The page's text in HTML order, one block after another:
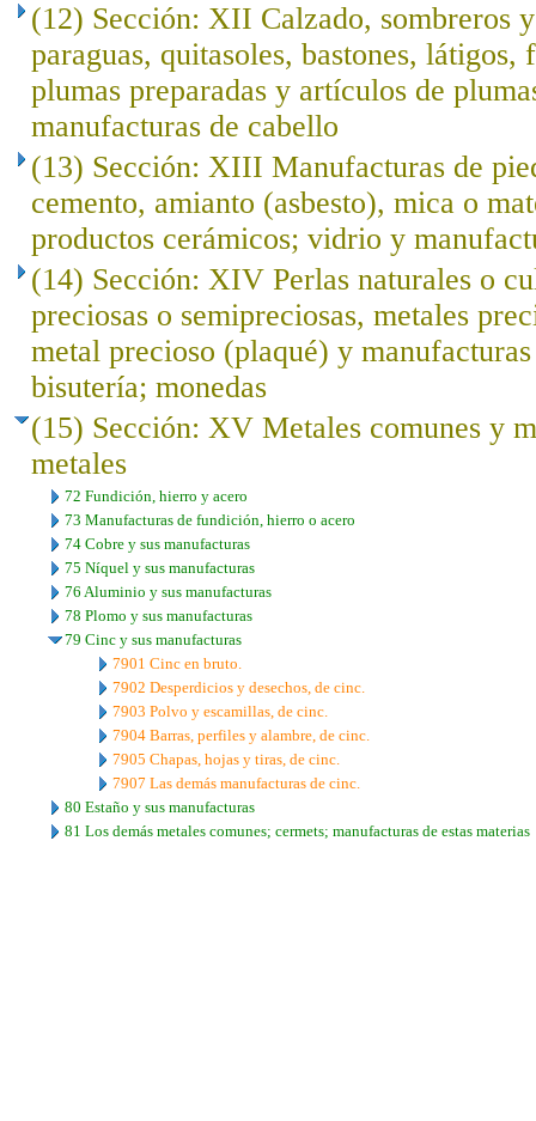
(12) Sección: XII Calzado, sombreros
paraguas, quitasoles, bastones, látigos,
plumas preparadas y artículos de
manufacturas de cabello
(13) Sección: XIII Manufacturas de
cemento, amianto (asbesto), mica o
productos cerámicos; vidrio y
(14) Sección: XIV Perlas naturales o
preciosas o semipreciosas, metales
metal precioso (plaqué) y
bisutería; monedas
(15) Sección: XV Metales comunes y
metales
72 Fundición, hierro y acero
73 Manufacturas de fundición, hierro o acero
74 Cobre y sus manufacturas
75 Níquel y sus manufacturas
76 Aluminio y sus manufacturas
78 Plomo y sus manufacturas
79 Cinc y sus manufacturas
7901 Cinc en bruto.
7902 Desperdicios y desechos, de cinc.
7903 Polvo y escamillas, de cinc.
7904 Barras, perfiles y alambre, de cinc.
7905 Chapas, hojas y tiras, de cinc.
7907 Las demás manufacturas de cinc.
80 Estaño y sus manufacturas
81 Los demás metales comunes; cermets; manufacturas de estas materias